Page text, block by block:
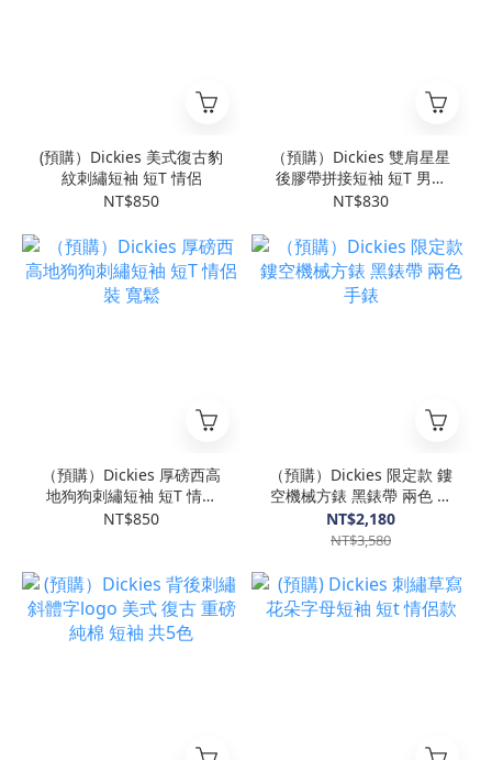
(預購）Dickies 美式復古豹
紋刺繡短袖 短T 情侶
NT$850
（預購）Dickies 雙肩星星
後膠帶拼接短袖 短T 男女
款 情侶
NT$830
（預購）Dickies 厚磅西高
地狗狗刺繡短袖 短T 情侶
裝 寬鬆
NT$850
（預購）Dickies 限定款 鏤
空機械方錶 黑錶帶 兩色 手
錶
NT$2,180
NT$3,580